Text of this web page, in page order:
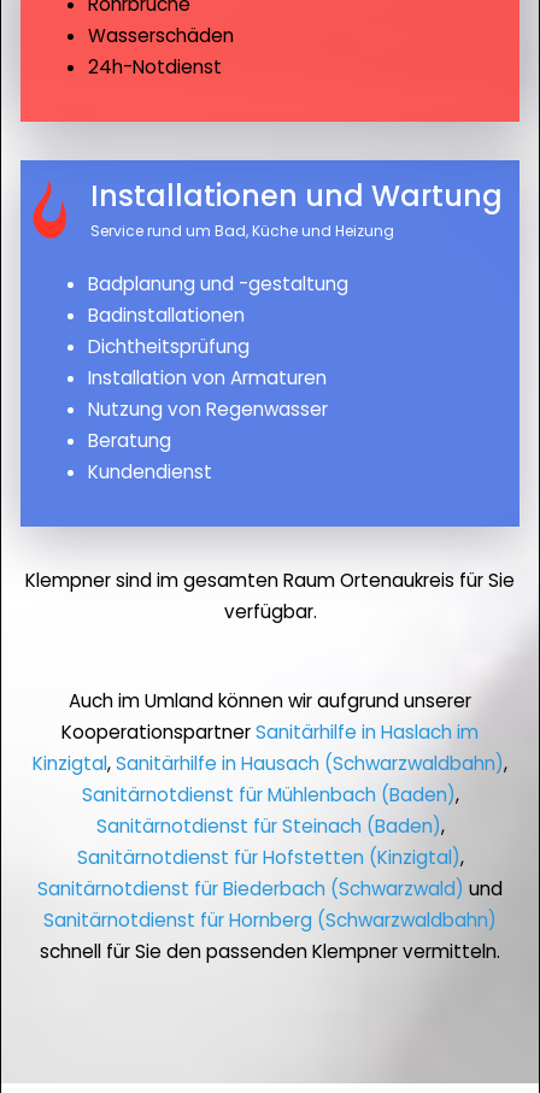
Wasserschäden
24h-Notdienst
Installationen und Wartung
Service rund um Bad, Küche und Heizung
Badplanung und -gestaltung
Badinstallationen
Dichtheitsprüfung
Installation von Armaturen
Nutzung von Regenwasser
Beratung
Kundendienst
Klempner sind im gesamten Raum Ortenaukreis für Sie
verfügbar.
Auch im Umland können wir aufgrund unserer
KooperationspartnerSanitärhilfe in Haslach im
Kinzigtal,Sanitärhilfe in Hausach (Schwarzwaldbahn),
Sanitärnotdienst für Mühlenbach (Baden),
Sanitärnotdienst für Steinach (Baden),
Sanitärnotdienst für Hofstetten (Kinzigtal),
Sanitärnotdienst für Biederbach (Schwarzwald) und
Sanitärnotdienst für Hornberg (Schwarzwaldbahn)
schnell für Sie den passenden Klempner vermitteln.